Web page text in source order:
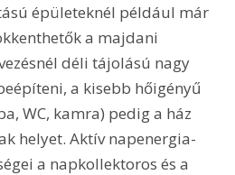
épületeknél például már
a majdani
déli tájolású nagy
a kisebb hőigényű
WC, kamra) pedig a ház
helyet. Aktív napenergia-
a napkollektoros és a